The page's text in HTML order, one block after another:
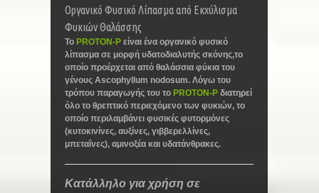
Οργανικό Φυσικό Λίπασμα από Εκχύλισμα
Φυκιών Θαλάσσης
Το PROTON-P είναι ένα οργανικό φυσικό
λίπασμα σε μορφή υδατοδιαλυτής σκόνης,το
οποίο προέρχεται από θαλάσσια φύκια του
γένους Ascophyllum nodosum. Λόγω του
τρόπου παραγωγής του το PROTON-P διατηρεί
όλο το θρεπτικό περιεχόμενο των φυκιών, το
οποίο περιλαμβάνει φυσικές φυτορμόνες
(κυτοκινίνες, αυξίνες, γιββερελλίνες,
μπεταΐνες), αμινοξέα και υδατάνθρακες.
Κατάλληλο για χρήση σε